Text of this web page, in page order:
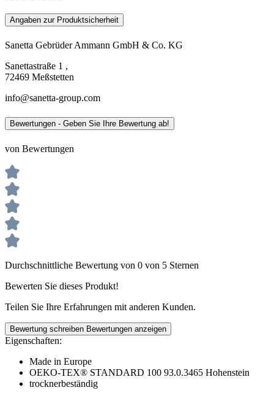
Angaben zur Produktsicherheit
Sanetta Gebrüder Ammann GmbH & Co. KG
Sanettastraße 1 ,
72469 Meßstetten
info@sanetta-group.com
Bewertungen - Geben Sie Ihre Bewertung ab!
von Bewertungen
Durchschnittliche Bewertung von 0 von 5 Sternen
Bewerten Sie dieses Produkt!
Teilen Sie Ihre Erfahrungen mit anderen Kunden.
Bewertung schreiben Bewertungen anzeigen
Eigenschaften:
Made in Europe
OEKO-TEX® STANDARD 100 93.0.3465 Hohenstein
trocknerbeständig